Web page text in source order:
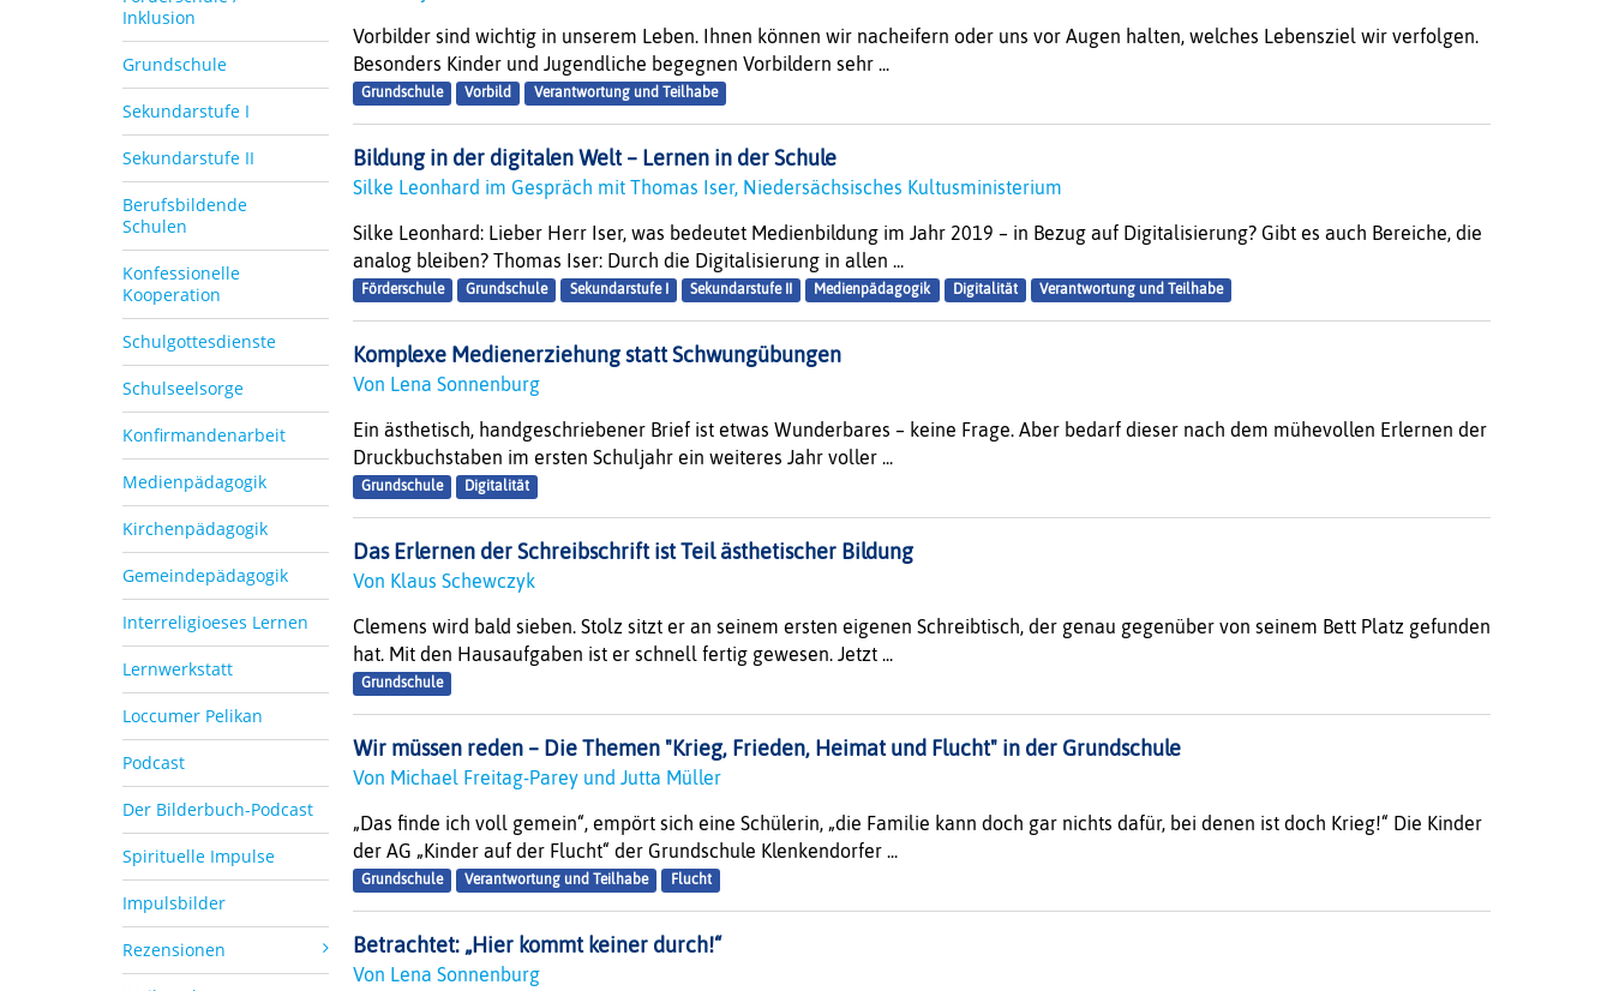
Inklusion
Grundschule
Sekundarstufe I
Sekundarstufe II
Berufsbildende
Schulen
Konfessionelle
Kooperation
Schulgottesdienste
Schulseelsorge
Konfirmandenarbeit
Medienpädagogik
Kirchenpädagogik
Gemeindepädagogik
Interreligioeses Lernen
Lernwerkstatt
Loccumer Pelikan
Podcast
Der Bilderbuch-Podcast
Spirituelle Impulse
Impulsbilder
Rezensionen
Vorbilder sind wichtig in unserem Leben. Ihnen können wir nacheifern oder uns vor Augen halten, welches Lebensziel wir verfolgen.
Besonders Kinder und Jugendliche begegnen Vorbildern sehr ...
Grundschule Vorbild Verantwortung und Teilhabe
Bildung in der digitalen Welt – Lernen in der Schule
Silke Leonhard im Gespräch mit Thomas Iser, Niedersächsisches Kultusministerium
Silke Leonhard: Lieber Herr Iser, was bedeutet Medienbildung im Jahr 2019 – in Bezug auf Digitalisierung? Gibt es auch Bereiche, die
analog bleiben? Thomas Iser: Durch die Digitalisierung in allen ...
Förderschule Grundschule Sekundarstufe I Sekundarstufe II Medienpädagogik Digitalität Verantwortung und Teilhabe
Komplexe Medienerziehung statt Schwungübungen
Von Lena Sonnenburg
Ein ästhetisch, handgeschriebener Brief ist etwas Wunderbares – keine Frage. Aber bedarf dieser nach dem mühevollen Erlernen der
Druckbuchstaben im ersten Schuljahr ein weiteres Jahr voller ...
Grundschule Digitalität
Das Erlernen der Schreibschrift ist Teil ästhetischer Bildung
Von Klaus Schewczyk
Clemens wird bald sieben. Stolz sitzt er an seinem ersten eigenen Schreibtisch, der genau gegenüber von seinem Bett Platz gefunden
hat. Mit den Hausaufgaben ist er schnell fertig gewesen. Jetzt ...
Grundschule
Wir müssen reden – Die Themen "Krieg, Frieden, Heimat und Flucht" in der Grundschule
Von Michael Freitag-Parey und Jutta Müller
„Das finde ich voll gemein“, empört sich eine Schülerin, „die Familie kann doch gar nichts dafür, bei denen ist doch Krieg!“ Die Kinder
der AG „Kinder auf der Flucht“ der Grundschule Klenkendorfer ...
Grundschule Verantwortung und Teilhabe Flucht
Betrachtet: „Hier kommt keiner durch!“
Von Lena Sonnenburg